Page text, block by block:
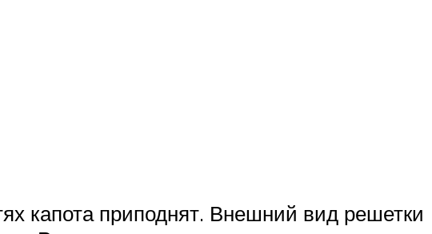
капота приподнят. Внешний вид решетки